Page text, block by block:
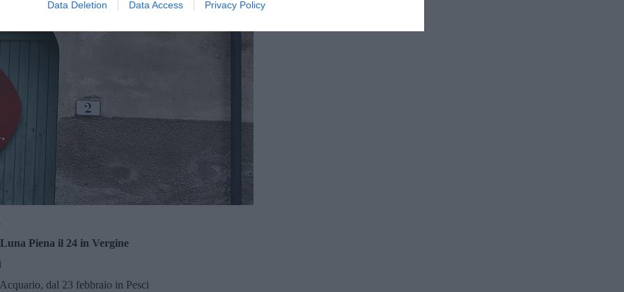
Data Deletion Data Access Privacy Policy
Piena il 24 in Vergine
dal 23 febbraio in Pesci